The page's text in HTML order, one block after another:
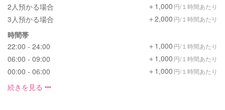
2人預かる場合
＋1,000 円/１時間あたり
3人預かる場合 ＋2,000 円/１時間あたり
時間帯
22:00 - 24:00
＋1,000 円/１時間あたり
06:00 - 09:00 ＋1,000 円/１時間あたり
00:00 - 06:00 ＋1,000 円/１時間あたり
続きを見る